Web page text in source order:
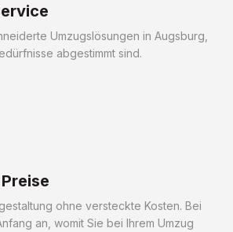
Umzugslösungen in Augsburg,
abgestimmt sind.
ohne versteckte Kosten. Bei
an, womit Sie bei Ihrem Umzug